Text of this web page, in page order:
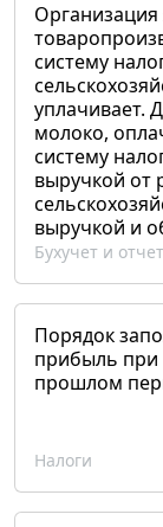
Организация
систему
уплачивает.
молоко,
систему
выручкой от
выручкой и
Бухучет и
Порядок
прибыль при
прошлом
Налоги